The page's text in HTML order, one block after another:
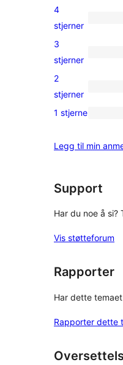
5-
star
0
4-
star
4
stjerner
0
3-
star
3
stjerner
0
2-
reviews
2
stjerner
3
star
1 stjerne
Legg til min
Support
Har du noe å si?
Vis støtteforum
Rapporter
Har dette
Rapporter dette